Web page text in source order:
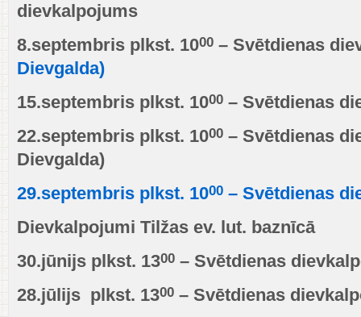
dievkalpojums
8.septembris plkst. 1000 – Svētdienas
Dievgalda)
15.septembris plkst. 1000 – Svētdienas
22.septembris plkst. 1000 – Svētdienas
Dievgalda)
29.septembris plkst. 1000 – Svētdienas
Dievkalpojumi Tilžas ev. lut. baznīcā
30.jūnijs plkst. 1300 – Svētdienas
28.jūlijs plkst. 1300 – Svētdienas